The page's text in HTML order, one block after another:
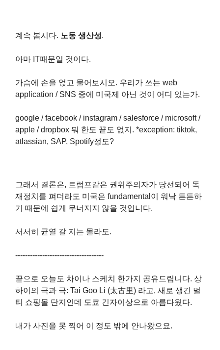
계속 봅시다. 노동 생산성.
아마 IT때문일 것이다.
가슴에 손을 얹고 물어보시오. 우리가 쓰는 web
application / SNS 중에 미국제 아닌 것이 어디 있는가.
google / facebook / instagram / salesforce / microsoft /
apple / dropbox 뭐 한도 끝도 없지. *exception: tiktok,
atlassian, SAP, Spotify정도?
그래서 결론은, 트럼프같은 권위주의자가 당선되어 독
재정치를 펴더라도 미국은 fundamental이 워낙 튼튼하
기 때문에 쉽게 무너지지 않을 것입니다.
서서히 균열 갈 지는 몰라도.
------------------------------------
끝으로 오늘도 차이나 스케치 한가지 공유드립니다. 상
하이의 극과 극: Tai Goo Li (太古里) 라고, 새로 생긴 멀
티 쇼핑몰 단지인데 도쿄 긴자이상으로 아름다웠다.
내가 사진을 못 찍어 이 정도 밖에 안나왔으요.